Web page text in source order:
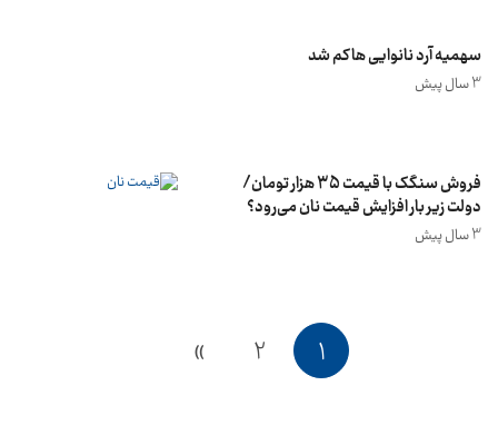
سهمیه آرد نانوایی‌ ها کم شد
3 سال پیش
فروش سنگک با قیمت 35 هزار تومان/
دولت زیر بار افزایش قیمت نان می‌رود؟
3 سال پیش
1
2
»